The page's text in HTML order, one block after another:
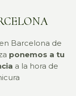
Barcelona de
ponemos a tu
a la hora de